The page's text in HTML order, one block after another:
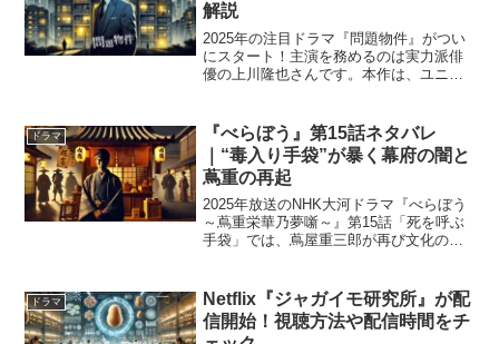
解説
2025年の注目ドラマ『問題物件』がつい
にスタート！主演を務めるのは実力派俳
優の上川隆也さんです。本作は、ユニー
ャスト陣も見逃せません。この記事で
は、『問題物件』のキャ...
ドラマ
『べらぼう』第15話ネタバレ
｜“毒入り手袋”が暴く幕府の闇と
蔦重の再起
2025年放送のNHK大河ドラマ『べらぼう
～蔦重栄華乃夢噺～』第15話「死を呼ぶ
手袋」では、蔦屋重三郎が再び文化の創
嫡男・徳川家基の急死、疑惑の手袋、そ
して田沼意次と松...
ドラマ
Netflix『ジャガイモ研究所』が配
信開始！視聴方法や配信時間をチ